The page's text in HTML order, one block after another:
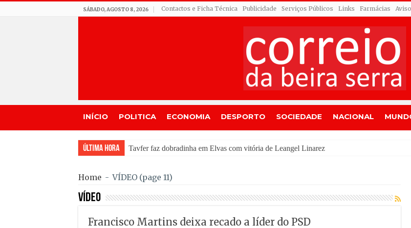
SÁBADO, AGOSTO 8, 2026 Contactos e Ficha Técnica Publicidade Serviços Públicos Links Farmácias
INÍCIO POLITICA ECONOMIA DESPORTO SOCIEDADE NACIONAL
Última Hora Incêndio em Fornos de Alg
Home - VÍDEO(page 11)
VÍDEO
Francisco Martins deixa recado a líder do PSD